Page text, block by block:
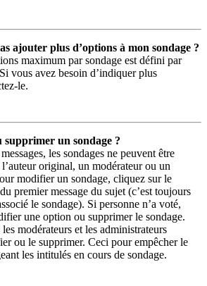
ajouter plus d’options à mon sondage ?
maximum par sondage est défini par
vous avez besoin d’indiquer plus
le.
un sondage ?
les sondages ne peuvent être
original, un modérateur ou un
modifier un sondage, cliquez sur le
premier message du sujet (c’est toujours
le sondage). Si personne n’a voté,
une option ou supprimer le sondage.
modérateurs et les administrateurs
ou le supprimer. Ceci pour empêcher le
les intitulés en cours de sondage.